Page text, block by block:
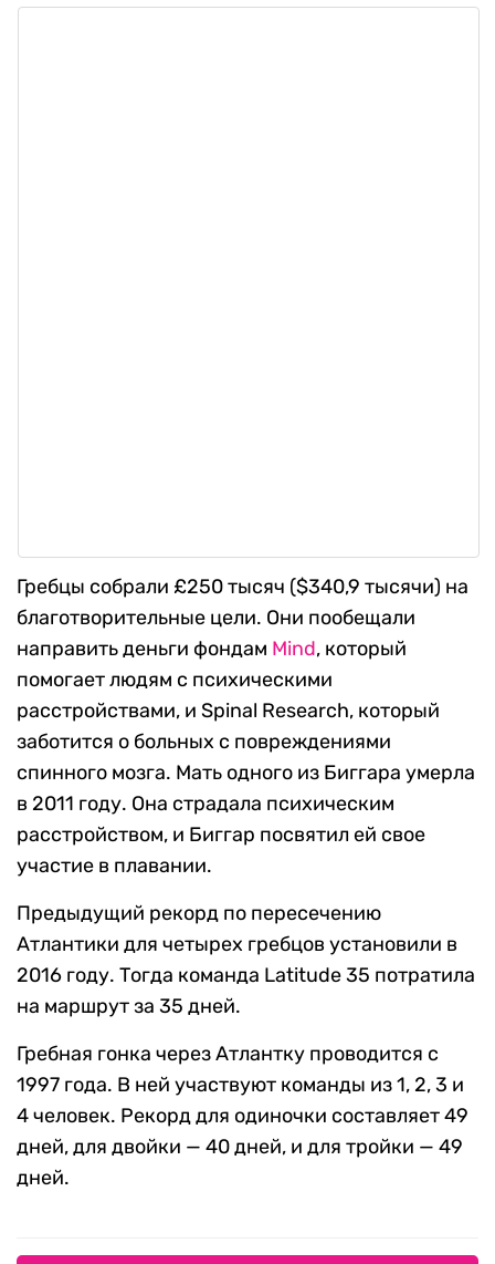
Гребцы собрали £250 тысяч ($340,9 тысячи) на
благотворительные цели. Они пообещали
направить деньги фондам Mind, который
помогает людям с психическими
расстройствами, и Spinal Research, который
заботится о больных с повреждениями
спинного мозга. Мать одного из Биггара умерла
в 2011 году. Она страдала психическим
расстройством, и Биггар посвятил ей свое
участие в плавании.
Предыдущий рекорд по пересечению
Атлантики для четырех гребцов установили в
2016 году. Тогда команда Latitude 35 потратила
на маршрут за 35 дней.
Гребная гонка через Атлантку проводится с
1997 года. В ней участвуют команды из 1, 2, 3 и
4 человек. Рекорд для одиночки составляет 49
дней, для двойки — 40 дней, и для тройки — 49
дней.